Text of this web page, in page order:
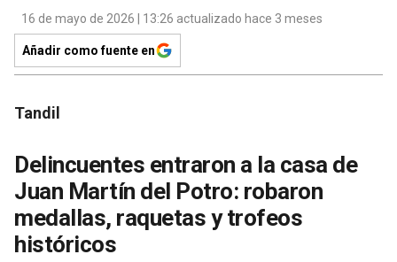
16 de mayo de 2026 | 13:26 actualizado hace 3 meses
Añadir como fuente en
Tandil
Delincuentes entraron a la casa de
Juan Martín del Potro: robaron
medallas, raquetas y trofeos
históricos